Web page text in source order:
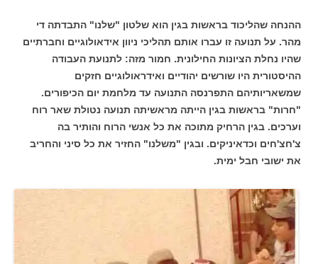
ההנחה שהליכוד בראשות בגין הוא שלטון "שלנו" התבדתה די
מהר. על תנועה זו עברו אותם תהליכי ניוון אידאולוגיים וחברתיים
שהיו נחלת הציונות החילונית. חמור מזה: לתנועת העבודה
ההיסטורית היו שורשים יהודיים ואידראולוגיים חזקים
שמשאריותיהם התפרנסה התנועה עד מלחמת יום הכיפורים.
"חרות" בראשות בגין הייתה מראשיתה תנועה נטולת שאר רוח
וערכים. בגין הרחיק מתוכה את כל אנשי הרוח והותיר בה
צ'חצ'חים וכדאיניקים. ובגין "משלנו" החזיר את כל סיני והחריב
את ישובי חבל ימית.